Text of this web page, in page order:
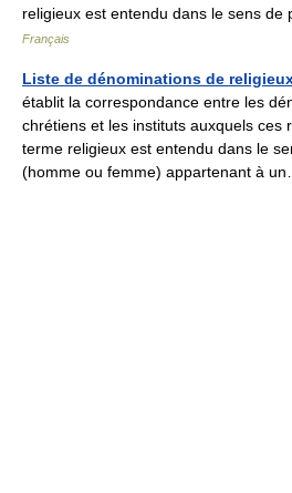
religieux est entendu dans le sens
Français
Liste de dénominations de
établit la correspondance entre les
chrétiens et les instituts auxquels ces
terme religieux est entendu dans le
(homme ou femme) appartenant à